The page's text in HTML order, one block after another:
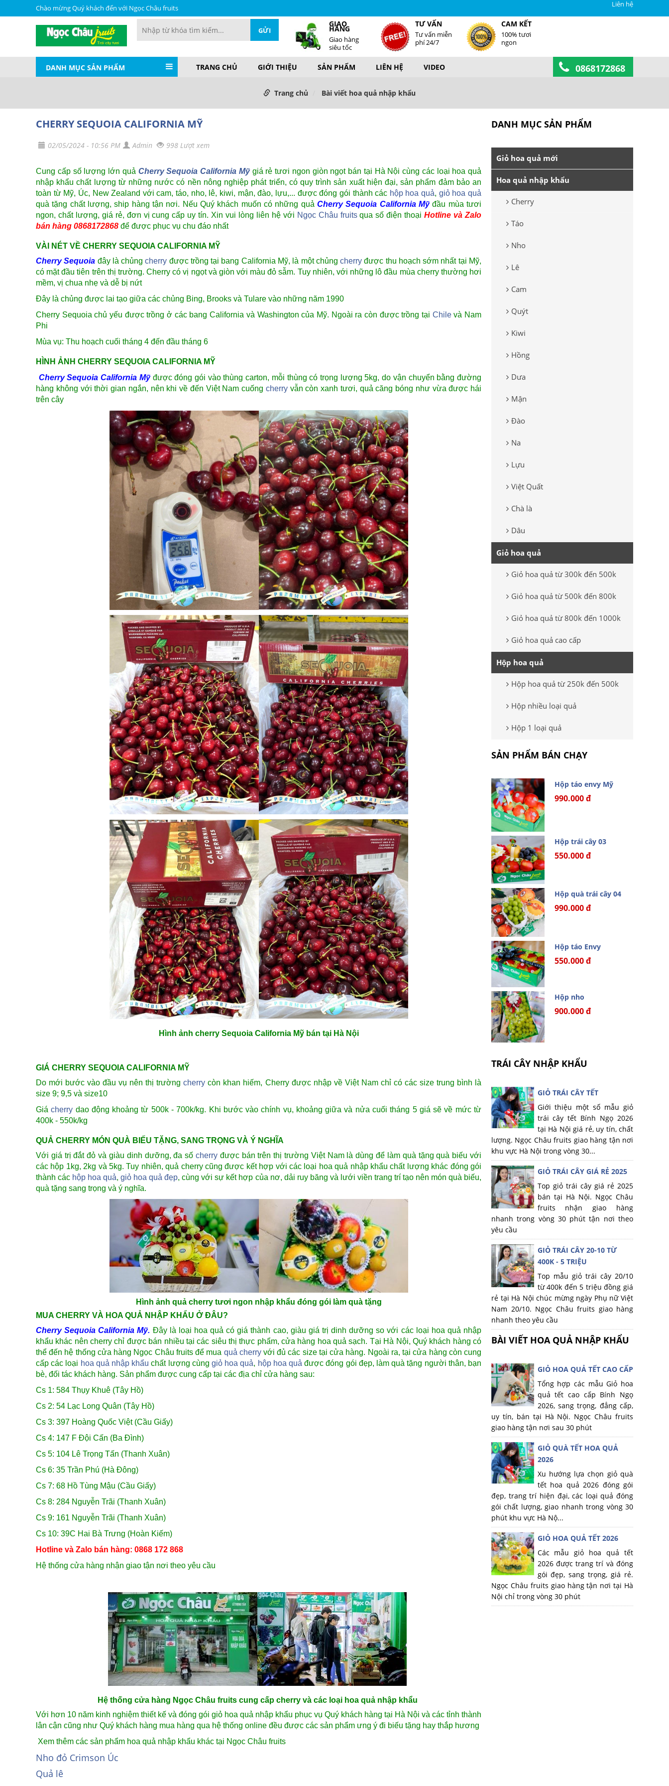
Chào mừng Quý khách đến với Ngọc Châu fruits Liên hệ
GIAO
HÀNG
Giao hàng
siêu tốc
TƯ VẤN
Tư vấn miễn
phí 24/7
CAM KẾT
100% tươi
ngon
DANH MỤC SẢN PHẨM TRANG CHỦ GIỚI THIỆU SẢN PHẨM LIÊN HỆ VIDEO 0868172868
Trang chủ Bài viết hoa quả nhập khẩu
CHERRY SEQUOIA CALIFORNIA MỸ
02/05/2024 - 10:56 PM Admin 998 Lượt xem
Cung cấp số lượng lớn quả Cherry Sequoia California Mỹgiá rẻ tươi ngon giòn ngọt bán tại Hà Nội cùng các loại hoa quả
nhập khẩu chất lượng từ những nước có nền nông nghiệp phát triển, có quy trình sản xuất hiện đại, sản phẩm đảm bảo an
toàn từ Mỹ, Úc, New Zealand với cam, táo, nho, lê, kiwi, mận, đào, lựu,... được đóng gói thành các hộp hoa quả, giỏ hoa quả
quà tặng chất lượng, ship hàng tận nơi. Nếu Quý khách muốn có những quả Cherry Sequoia California Mỹđầu mùa tươi
ngon, chất lượng, giá rẻ, đơn vị cung cấp uy tín. Xin vui lòng liên hệ với Ngọc Châu fruitsqua số điện thoạiHotline và Zalo
bán hàng 0868172868 để được phục vụ chu đáo nhất
VÀI NÉT VỀ CHERRY SEQUOIA CALIFORNIA MỸ
Cherry Sequoia đây là chủngcherry được trồng tại bang California Mỹ, là một chủngcherry được thu hoạch sớm nhất tại Mỹ,
có mặt đầu tiên trên thị trường. Cherry có vị ngọt và giòn với màu đỏ sẫm. Tuy nhiên, với những lô đầu mùa cherry thường hơi
mềm, vị chua nhẹ và dễ bị nứt
Đây là chủng được lai tạo giữa các chủng Bing, Brooks và Tulare vào những năm 1990
Cherry Sequoia chủ yếu được trồng ở các bang California và Washington của Mỹ. Ngoài ra còn được trồng tại Chilevà Nam
Phi
Mùa vụ: Thu hoạch cuối tháng 4 đến đầu tháng 6
HÌNH ẢNH CHERRY SEQUOIA CALIFORNIA MỸ
Cherry Sequoia California Mỹđược đóng gói vào thùng carton, mỗi thùng có trọng lượng 5kg, do vận chuyển bằng đường
hàng không với thời gian ngắn, nên khi về đến Việt Nam cuống cherryvẫn còn xanh tươi, quả căng bóng như vừa được hái
trên cây
Hình ảnh cherry Sequoia California Mỹbán tại Hà Nội
GIÁ CHERRY SEQUOIA CALIFORNIA MỸ
Do mới bước vào đầu vụ nên thị trườngcherry còn khan hiếm, Cherry được nhập về Việt Nam chỉ có các size trung bình là
size 9; 9,5 và size10
Giácherry dao động khoảng từ 500k - 700k/kg. Khi bước vào chính vụ, khoảng giữa và nửa cuối tháng 5 giá sẽ về mức từ
400k - 550k/kg
QUẢ CHERRY MÓN QUÀ BIẾU TẶNG, SANG TRỌNG VÀ Ý NGHĨA
Với giá trị đắt đỏ và giàu dinh dưỡng, đa số cherryđược bán trên thị trường Việt Nam là dùng để làm quà tặng quà biếu với
các hộp 1kg, 2kg và 5kg. Tuy nhiên, quả cherry cũng được kết hợp với các loại hoa quả nhập khẩu chất lượng khác đóng gói
thành các hộp hoa quả,giỏ hoa quả đẹp, cùng với sự kết hợp của nơ, dải ruy băng và lưới viền trang trí tạo nên món quà biếu,
quà tặng sang trọng và ý nghĩa.
Hình ảnh quả cherry tươi ngon nhập khẩu đóng gói làm quà tặng
MUA CHERRY VÀ HOA QUẢ NHẬP KHẨU Ở ĐÂU?
Cherry Sequoia California Mỹ. Đây là loại hoa quả có giá thành cao, giàu giá trị dinh dưỡng so với các loại hoa quả nhập
khẩu khác nên cherry chỉ được bán nhiều tại các siêu thị thực phẩm, cửa hàng hoa quả sạch. Tại Hà Nội, Quý khách hàng có
thể đến hệ thống cửa hàng Ngọc Châu fruits để mua quả cherryvới đủ các size tại cửa hàng. Ngoài ra, tại cửa hàng còn cung
cấp các loại hoa quả nhập khẩu chất lượng cùnggiỏ hoa quả, hộp hoa quả được đóng gói đẹp, làm quà tặng người thân, bạn
bè, đối tác khách hàng. Sản phẩm được cung cấp tại các địa chỉ cửa hàng sau:
Cs 1: 584 Thụy Khuê (Tây Hồ)
Cs 2: 54 Lạc Long Quân (Tây Hồ)
Cs 3: 397 Hoàng Quốc Việt (Cầu Giấy)
Cs 4: 147 F Đội Cấn (Ba Đình)
Cs 5: 104 Lê Trọng Tấn (Thanh Xuân)
Cs 6: 35 Trần Phú (Hà Đông)
Cs 7: 68 Hồ Tùng Mậu (Cầu Giấy)
Cs 8: 284 Nguyễn Trãi (Thanh Xuân)
Cs 9: 161 Nguyễn Trãi (Thanh Xuân)
Cs 10: 39C Hai Bà Trưng (Hoàn Kiếm)
Hotline và Zalo bán hàng: 0868 172 868
Hệ thống cửa hàng nhận giao tận nơi theo yêu cầu
Hệ thống cửa hàng Ngọc Châu fruits cung cấp cherry và các loại hoa quả nhập khẩu
Với hơn 10 năm kinh nghiệm thiết kế và đóng gói giỏ hoa quả nhập khẩu phục vụ Quý khách hàng tại Hà Nội và các tỉnh thành
lân cận cũng như Quý khách hàng mua hàng qua hệ thống online đều được các sản phẩm ưng ý đi biếu tặng hay thắp hương
Xem thêm các sản phẩm hoa quả nhập khẩu khác tại Ngọc Châu fruits
Nho đỏ Crimson Úc
Quả lê
DANH MỤC SẢN PHẨM
Giỏ hoa quả mới
Hoa quả nhập khẩu
Cherry
Táo
Nho
Lê
Cam
Quýt
Kiwi
Hồng
Dưa
Mận
Đào
Na
Lựu
Việt Quất
Chà là
Dâu
Giỏ hoa quả
Giỏ hoa quả từ 300k đến 500k
Giỏ hoa quả từ 500k đến 800k
Giỏ hoa quả từ 800k đến 1000k
Giỏ hoa quả cao cấp
Hộp hoa quả
Hộp hoa quả từ 250k đến 500k
Hộp nhiều loại quả
Hộp 1 loại quả
SẢN PHẨM BÁN CHẠY
Hộp táo envy Mỹ
990.000 đ
Hộp trái cây 03
550.000 đ
Hộp quà trái cây 04
990.000 đ
Hộp táo Envy
550.000 đ
Hộp nho
900.000 đ
TRÁI CÂY NHẬP KHẨU
GIỎ TRÁI CÂY TẾT
Giới thiệu một số mẫu giỏ
trái cây tết Bính Ngọ 2026
tại Hà Nội giá rẻ, uy tín, chất
lượng. Ngọc Châu fruits giao hàng tận nơi
khu vực Hà Nội trong vòng 30...
GIỎ TRÁI CÂY GIÁ RẺ 2025
Top giỏ trái cây giá rẻ 2025
bán tại Hà Nội. Ngọc Châu
fruits nhận giao hàng
nhanh trong vòng 30 phút tận nơi theo
yêu cầu
GIỎ TRÁI CÂY 20-10 TỪ
400K - 5 TRIỆU
Top mẫu giỏ trái cây 20/10
từ 400k đến 5 triệu đồng giá
rẻ tại Hà Nội chúc mừng ngày Phụ nữ Việt
Nam 20/10. Ngọc Châu fruits giao hàng
nhanh theo yêu cầu
BÀI VIẾT HOA QUẢ NHẬP KHẨU
GIỎ HOA QUẢ TẾT CAO CẤP
Tổng hợp các mẫu Giỏ hoa
quả tết cao cấp Bính Ngọ
2026, sang trọng, đẳng cấp,
uy tín, bán tại Hà Nội. Ngọc Châu fruits
giao hàng tận nơi sau 30 phút
GIỎ QUÀ TẾT HOA QUẢ
2026
Xu hướng lựa chọn giỏ quà
tết hoa quả 2026 đóng gói
đẹp, trang trí hiện đại, các loại quả đóng
gói chất lượng, giao nhanh trong vòng 30
phút khu vực Hà Nộ...
GIỎ HOA QUẢ TẾT 2026
Các mẫu giỏ hoa quả tết
2026 được trang trí và đóng
gói đẹp, sang trọng, giá rẻ.
Ngọc Châu fruits giao hàng tận nơi tại Hà
Nội chỉ trong vòng 30 phút